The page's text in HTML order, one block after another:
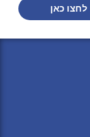
לחצו כאן